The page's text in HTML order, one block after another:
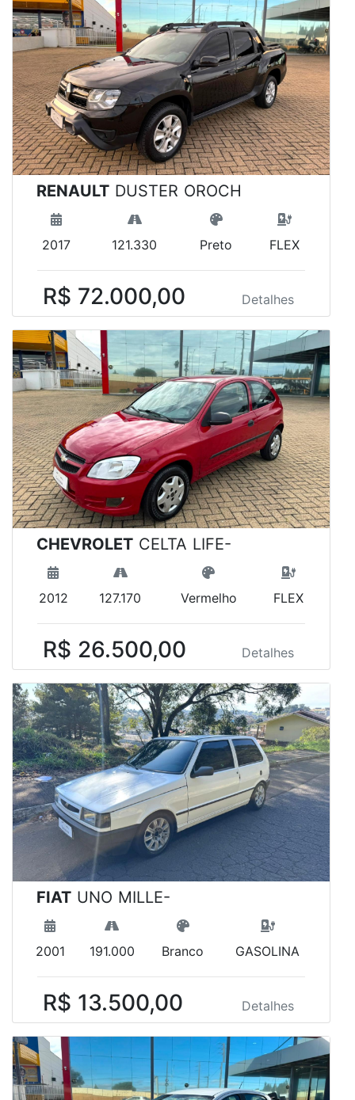
RENAULT DUSTER OROCH
2017 121.330 Preto FLEX
R$ 72.000,00 Detalhes
CHEVROLET CELTA LIFE-
2012 127.170 Vermelho FLEX
R$ 26.500,00 Detalhes
FIAT UNO MILLE-
2001 191.000 Branco GASOLINA
R$ 13.500,00 Detalhes